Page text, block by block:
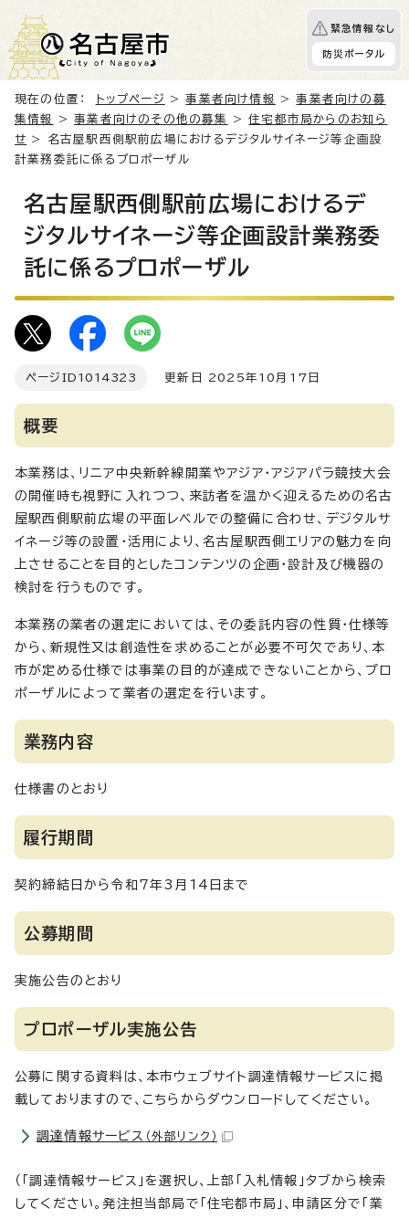
緊急情報なし
防災ポータル
現在の位置： トップページ >事業者向け情報 >事業者向けの募
集情報
>事業者向けのその他の募集 >住宅都市局からのお知ら
せ > 名古屋駅西側駅前広場におけるデジタルサイネージ等企画設
計業務委託に係るプロポーザル
名古屋駅西側駅前広場におけるデ
ジタルサイネージ等企画設計業務委
託に係るプロポーザル
ページID 1014323 更新日 2025年10月17日
概要
本業務は、リニア中央新幹線開業やアジア・アジアパラ競技大会
の開催時も視野に入れつつ、来訪者を温かく迎えるための名古
屋駅西側駅前広場の平面レベルでの整備に合わせ、デジタルサ
イネージ等の設置・活用により、名古屋駅西側エリアの魅力を向
上させることを目的としたコンテンツの企画・設計及び機器の
検討を行うものです。
本業務の業者の選定においては、その委託内容の性質・仕様等
から、新規性又は創造性を求めることが必要不可欠であり、本
市が定める仕様では事業の目的が達成できないことから、プロ
ポーザルによって業者の選定を行います。
業務内容
仕様書のとおり
履行期間
契約締結日から令和7年3月14日まで
公募期間
実施公告のとおり
プロポーザル実施公告
公募に関する資料は、本市ウェブサイト調達情報サービスに掲
載しておりますので、こちらからダウンロードしてください。
調達情報サービス （外部リンク）
（「調達情報サービス」を選択し、上部「入札情報」タブから検索
してください。発注担当部局で「住宅都市局」、申請区分で「業